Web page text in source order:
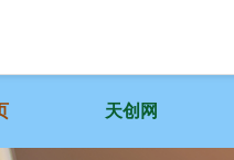
天创网